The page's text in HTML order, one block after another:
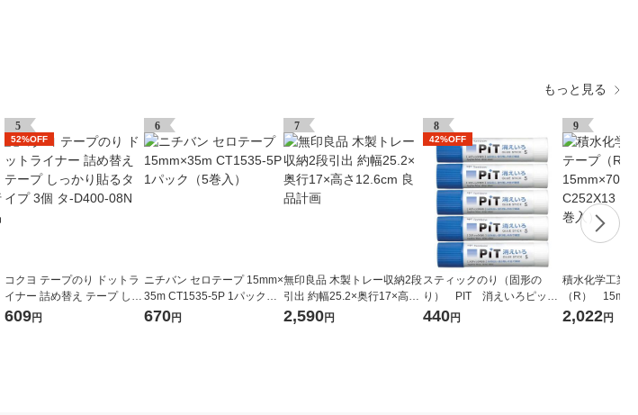
もっと見る
5
52%OFF
コクヨ テープのり ドットラ
イナー 詰め替え テープ しっ
かり貼るタイプ 3個 タ-D400
609円
6
ニチバン セロテープ 15mm×
35m CT1535-5P 1パック（5
巻入）
670円
7
無印良品 木製トレー収納2段
引出 約幅25.2×奥行17×高さ
12.6cm 良品計画
2,590円
8
42%OFF
スティックのり（固形の
り） PIT 消えいろピット
S 乾くと色が消える PT-T
440円
9
積水化学工業
（R）
X13 1パック
2,022円